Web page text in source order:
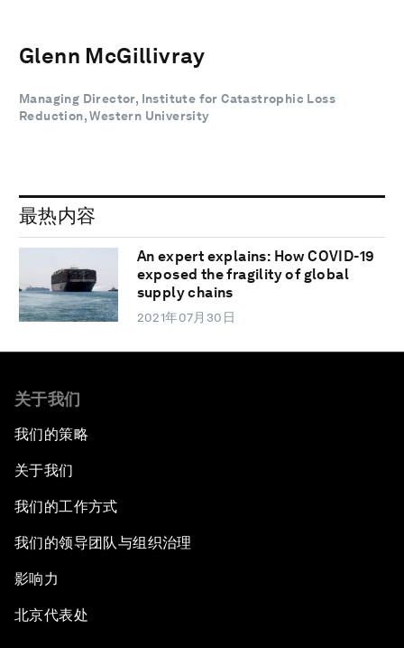
Glenn McGillivray
Managing Director, Institute for Catastrophic Loss
Reduction, Western University
最热内容
An expert explains: How COVID-19
exposed the fragility of global
supply chains
2021年07月30日
关于我们
我们的策略
关于我们
我们的工作方式
我们的领导团队与组织治理
影响力
北京代表处